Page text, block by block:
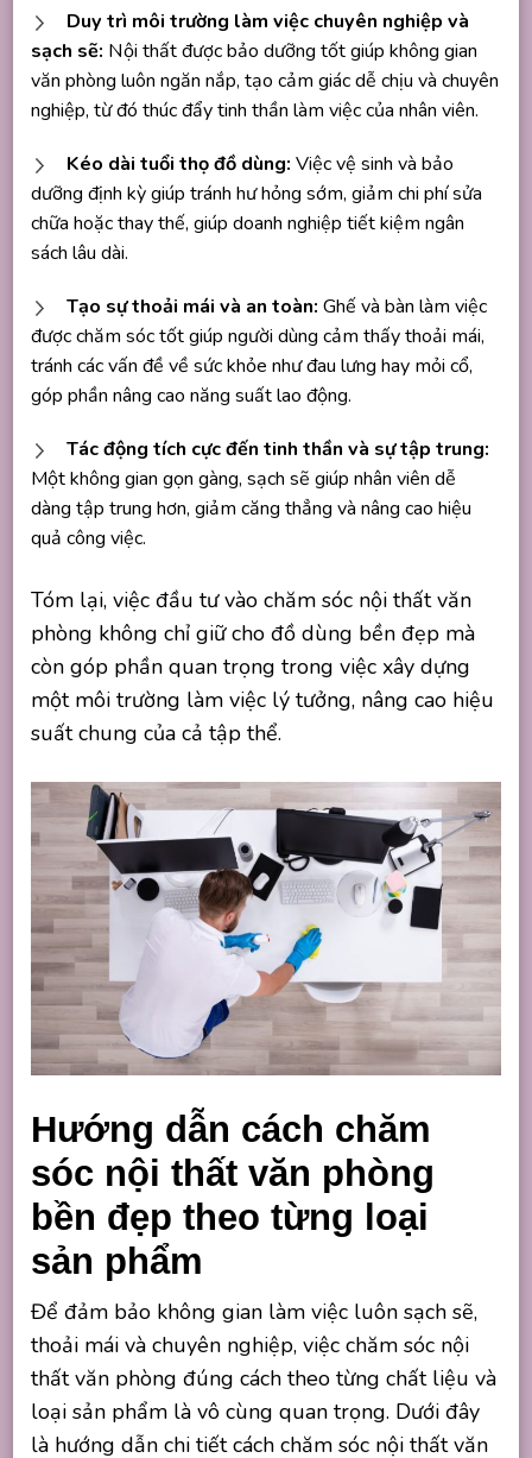
Duy trì môi trường làm việc chuyên nghiệp và
sạch sẽ: Nội thất được bảo dưỡng tốt giúp không gian
văn phòng luôn ngăn nắp, tạo cảm giác dễ chịu và chuyên
nghiệp, từ đó thúc đẩy tinh thần làm việc của nhân viên.
Kéo dài tuổi thọ đồ dùng: Việc vệ sinh và bảo
dưỡng định kỳ giúp tránh hư hỏng sớm, giảm chi phí sửa
chữa hoặc thay thế, giúp doanh nghiệp tiết kiệm ngân
sách lâu dài.
Tạo sự thoải mái và an toàn: Ghế và bàn làm việc
được chăm sóc tốt giúp người dùng cảm thấy thoải mái,
tránh các vấn đề về sức khỏe như đau lưng hay mỏi cổ,
góp phần nâng cao năng suất lao động.
Tác động tích cực đến tinh thần và sự tập trung:
Một không gian gọn gàng, sạch sẽ giúp nhân viên dễ
dàng tập trung hơn, giảm căng thẳng và nâng cao hiệu
quả công việc.
Tóm lại, việc đầu tư vào chăm sóc nội thất văn
phòng không chỉ giữ cho đồ dùng bền đẹp mà
còn góp phần quan trọng trong việc xây dựng
một môi trường làm việc lý tưởng, nâng cao hiệu
suất chung của cả tập thể.
Hướng dẫn cách chăm
sóc nội thất văn phòng
bền đẹp theo từng loại
sản phẩm
Để đảm bảo không gian làm việc luôn sạch sẽ,
thoải mái và chuyên nghiệp, việc chăm sóc nội
thất văn phòng đúng cách theo từng chất liệu và
loại sản phẩm là vô cùng quan trọng. Dưới đây
là hướng dẫn chi tiết cách chăm sóc nội thất văn